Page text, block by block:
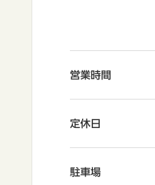
営業時間
定休日
駐車場